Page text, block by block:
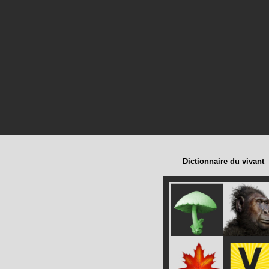
Dictionnaire du vivant